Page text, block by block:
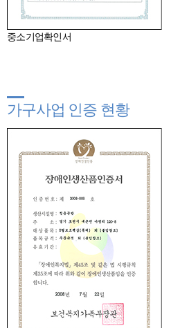
중소기업확인서
가구사업 인증 현황